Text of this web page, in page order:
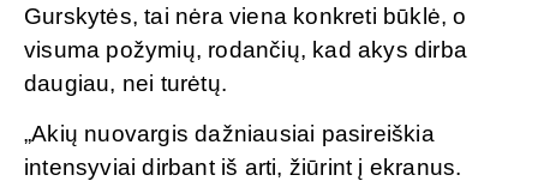
Gurskytės, tai nėra viena konkreti būklė, o
visuma požymių, rodančių, kad akys dirba
daugiau, nei turėtų.
„Akių nuovargis dažniausiai pasireiškia
intensyviai dirbant iš arti, žiūrint į ekranus.